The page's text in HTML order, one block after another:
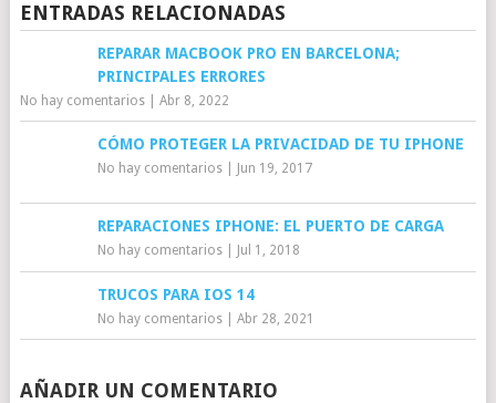
ENTRADAS RELACIONADAS
REPARAR MACBOOK PRO EN BARCELONA;
PRINCIPALES ERRORES
No hay comentarios| Abr 8, 2022
CÓMO PROTEGER LA PRIVACIDAD DE TU IPHONE
No hay comentarios| Jun 19, 2017
REPARACIONES IPHONE: EL PUERTO DE CARGA
No hay comentarios| Jul 1, 2018
TRUCOS PARA IOS 14
No hay comentarios| Abr 28, 2021
AÑADIR UN COMENTARIO